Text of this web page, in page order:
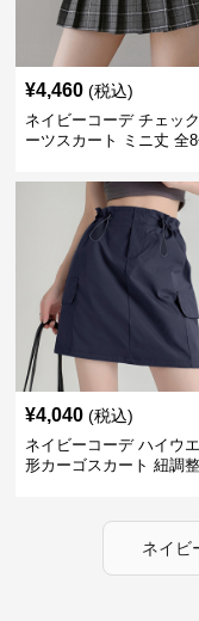
¥4,460 (税込)
ネイビーコーデ チェッ
ーツスカート ミニ丈 全
¥4,040 (税込)
ネイビーコーデ ハイウ
形カーゴスカート 紐調
ネイビ